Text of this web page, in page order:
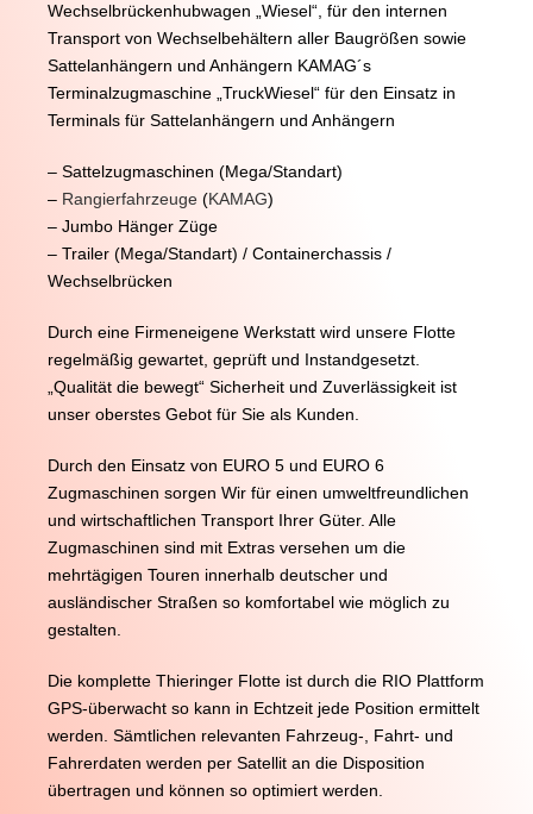
Wechselbrückenhubwagen „Wiesel“, für den internen
Transport von Wechselbehältern aller Baugrößen sowie
Sattelanhängern und Anhängern KAMAG´s
Terminalzugmaschine „TruckWiesel“ für den Einsatz in
Terminals für Sattelanhängern und Anhängern
– Sattelzugmaschinen (Mega/Standart)
– Rangierfahrzeuge (KAMAG)
– Jumbo Hänger Züge
– Trailer (Mega/Standart) / Containerchassis /
Wechselbrücken
Durch eine Firmeneigene Werkstatt wird unsere Flotte
regelmäßig gewartet, geprüft und Instandgesetzt.
„Qualität die bewegt“ Sicherheit und Zuverlässigkeit ist
unser oberstes Gebot für Sie als Kunden.
Durch den Einsatz von EURO 5 und EURO 6
Zugmaschinen sorgen Wir für einen umweltfreundlichen
und wirtschaftlichen Transport Ihrer Güter. Alle
Zugmaschinen sind mit Extras versehen um die
mehrtägigen Touren innerhalb deutscher und
ausländischer Straßen so komfortabel wie möglich zu
gestalten.
Die komplette Thieringer Flotte ist durch die RIO Plattform
GPS-überwacht so kann in Echtzeit jede Position ermittelt
werden. Sämtlichen relevanten Fahrzeug-, Fahrt- und
Fahrerdaten werden per Satellit an die Disposition
übertragen und können so optimiert werden.